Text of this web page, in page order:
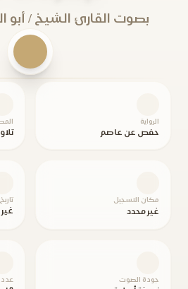
بصوت القارئ الشيخ / أبو
الرواية
حفص عن عاصم
مكان التسجيل
غير محدد
جودة الصوت عدد